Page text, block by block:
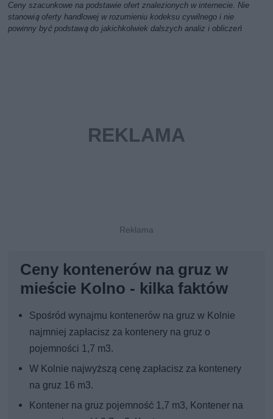
Ceny szacunkowe na podstawie ofert znalezionych w internecie. Nie
stanowią oferty handlowej w rozumieniu kodeksu cywilnego i nie
powinny być podstawą do jakichkolwiek dalszych analiz i obliczeń
Ceny kontenerów na gruz w
mieście Kolno - kilka faktów
Spośród wynajmu kontenerów na gruz w Kolnie
najmniej zapłacisz za kontenery na gruz o
pojemności 1,7 m3.
W Kolnie najwyższą cenę zapłacisz za kontenery
na gruz 16 m3.
Kontener na gruz pojemność 1,7 m3, Kontener na